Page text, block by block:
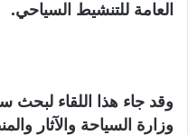
العامة للتنشيط السياحي.
وقد جاء هذا اللقاء لبحث
وزارة السياحة والآثار